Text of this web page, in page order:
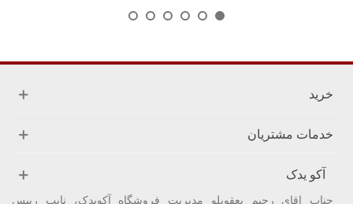
خرید
خدمات مشتریان
آکو یدک
جناب اقای رحیم یعقوبلو مدیریت فروشگاه آکویدک، نایب رییس